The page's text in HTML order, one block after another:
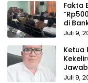
Fakta
di
Juli 9,
Ketua
Juli 9,